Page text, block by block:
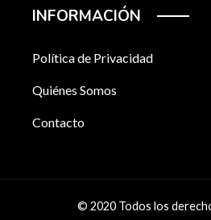
INFORMACIÓN
Política de Privacidad
Quiénes Somos
Contacto
© 2020 Todos los